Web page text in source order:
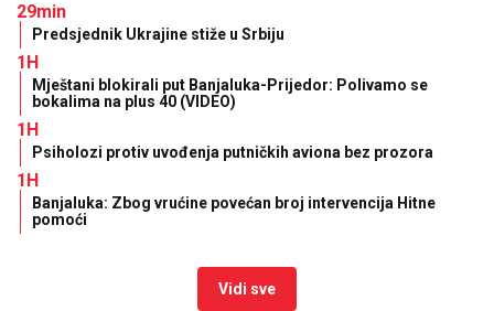
29min
Predsjednik Ukrajine stiže u Srbiju
1H
Mještani blokirali put Banjaluka-Prijedor: Polivamo se
bokalima na plus 40 (VIDEO)
1H
Psiholozi protiv uvođenja putničkih aviona bez prozora
1H
Banjaluka: Zbog vrućine povećan broj intervencija Hitne
pomoći
Vidi sve